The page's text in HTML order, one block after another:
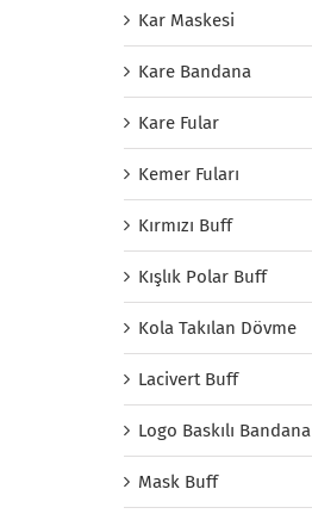
Kar Maskesi
Kare Bandana
Kare Fular
Kemer Fuları
Kırmızı Buff
Kışlık Polar Buff
Kola Takılan Dövme
Lacivert Buff
Logo Baskılı Bandana
Mask Buff